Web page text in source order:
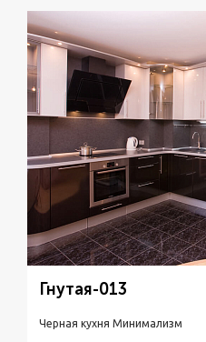
Подробнее
Гнутая-013
Черная кухня Минимализм